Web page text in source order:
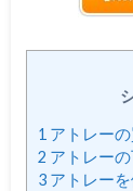
1 アトレー
2 アトレー
3アトレーを